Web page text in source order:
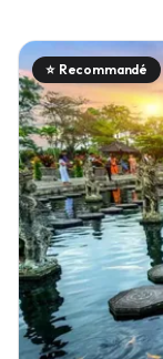
⭐ Recommandé